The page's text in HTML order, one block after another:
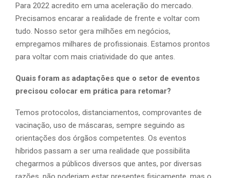
Para 2022 acredito em uma aceleração do mercado.
Precisamos encarar a realidade de frente e voltar com
tudo. Nosso setor gera milhões em negócios,
empregamos milhares de profissionais. Estamos prontos
para voltar com mais criatividade do que antes.
Quais foram as adaptações que o setor de eventos
precisou colocar em prática para retomar?
Temos protocolos, distanciamentos, comprovantes de
vacinação, uso de máscaras, sempre seguindo as
orientações dos órgãos competentes. Os eventos
híbridos passam a ser uma realidade que possibilita
chegarmos a públicos diversos que antes, por diversas